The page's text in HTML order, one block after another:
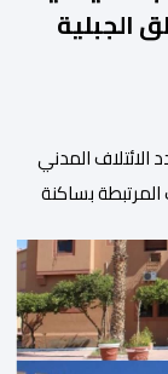
الجبلية
التشريعية لسنة 2026، جدد الائتلاف المدني
بساكنة
10 التزامات ضمن برامجها الانتخابية
والانتقال من